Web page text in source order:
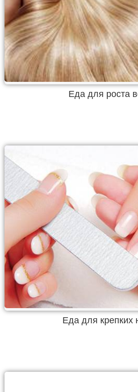
Еда для роста
Еда для крепких